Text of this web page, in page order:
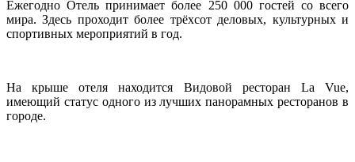
Ежегодно Отель принимает более 250 000 гостей со всего
мира. Здесь проходит более трёхсот деловых, культурных и
спортивных мероприятий в год.
На крыше отеля находится Видовой ресторан La Vue,
имеющий статус одного из лучших панорамных ресторанов в
городе.